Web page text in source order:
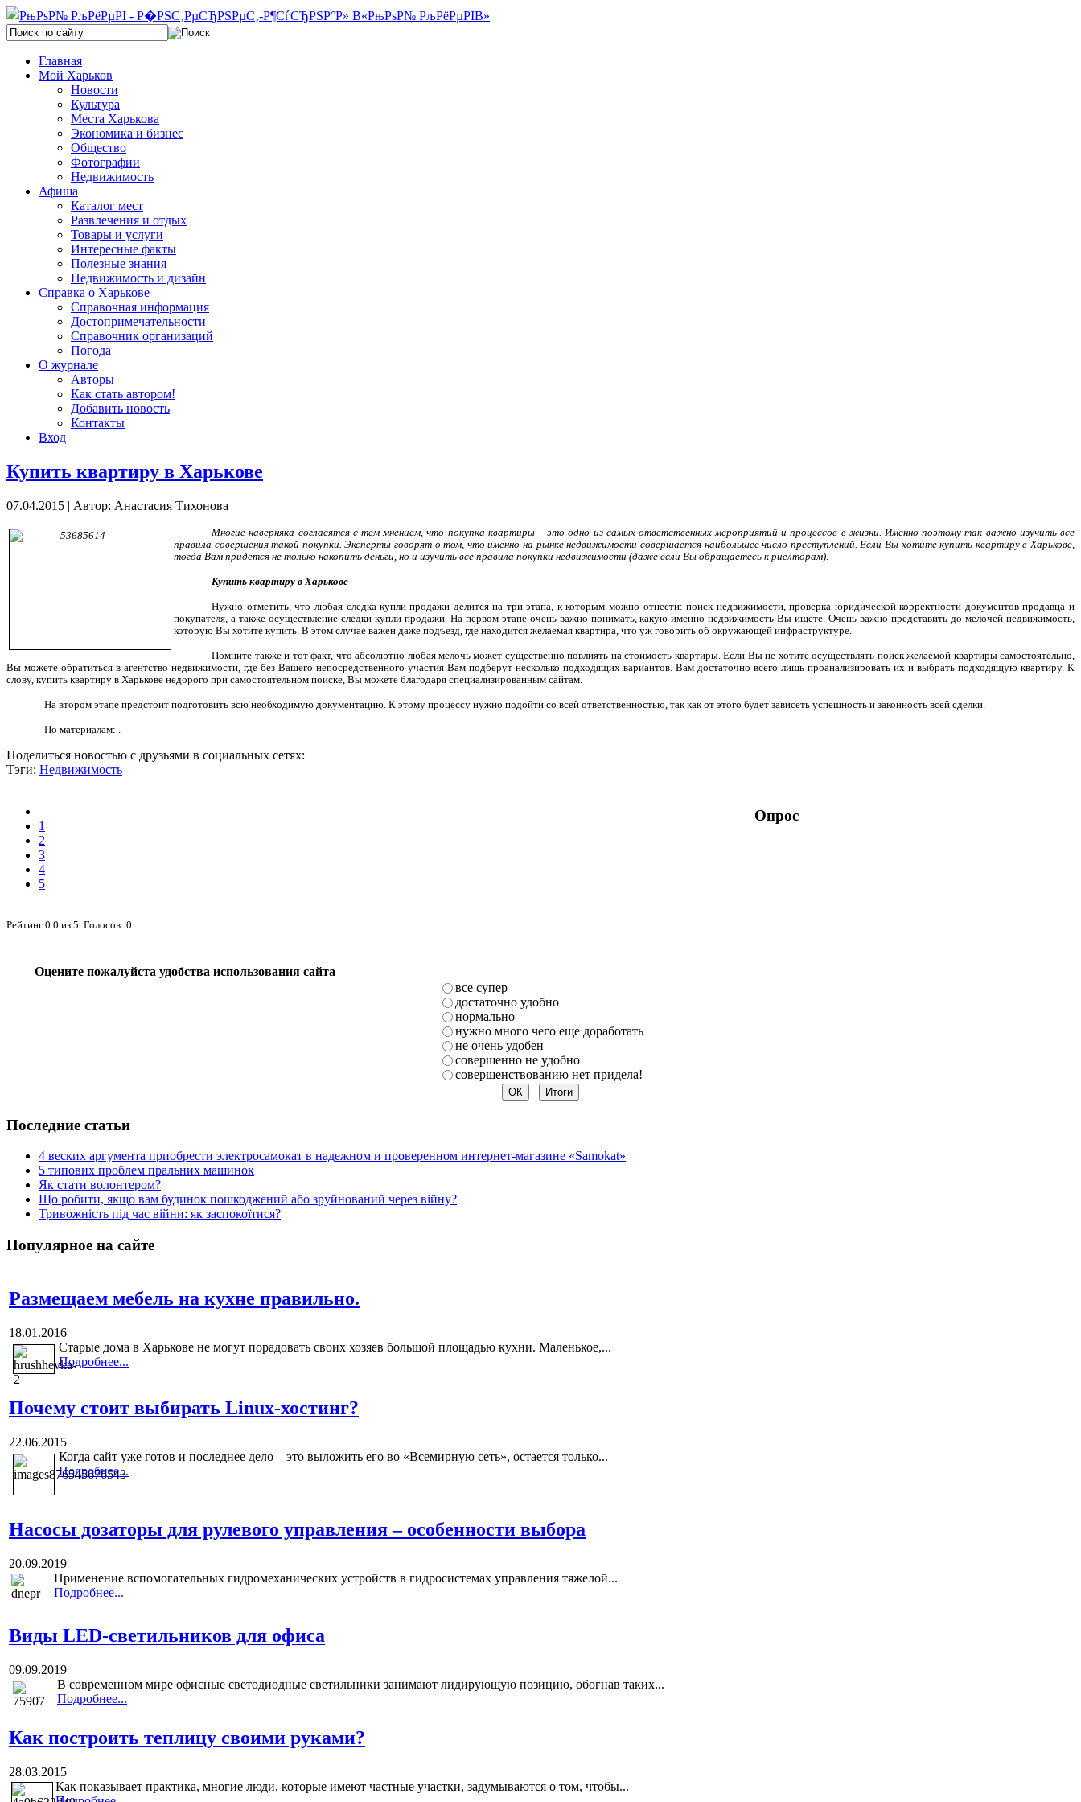
Главная
Мой Харьков
Новости
Культура
Места Харькова
Экономика и бизнес
Общество
Фотографии
Недвижимость
Афиша
Каталог мест
Развлечения и отдых
Товары и услуги
Интересные факты
Полезные знания
Недвижимость и дизайн
Справка о Харькове
Справочная информация
Достопримечательности
Справочник организаций
Погода
О журнале
Авторы
Как стать автором!
Добавить новость
Контакты
Вход
Купить квартиру в Харькове
07.04.2015 | Автор: Анастасия Тихонова
Многие наверняка согласятся с тем мнением, что покупка квартиры – это одно из самых ответственных мероприятий и процессов в жизни. Именно поэтому так важно изучить все
правила совершения такой покупки. Эксперты говорят о том, что именно на рынке недвижимости совершается наибольшее число преступлений. Если Вы хотите купить квартиру в Харькове,
тогда Вам придется не только накопить деньги, но и изучить все правила покупки недвижимости (даже если Вы обращаетесь к риелторам).
Купить квартиру в Харькове
Нужно отметить, что любая следка купли-продажи делится на три этапа, к которым можно отнести: поиск недвижимости, проверка юридической корректности документов продавца и
покупателя, а также осуществление следки купли-продажи. На первом этапе очень важно понимать, какую именно недвижимость Вы ищете. Очень важно представить до мелочей недвижимость,
которую Вы хотите купить. В этом случае важен даже подъезд, где находится желаемая квартира, что уж говорить об окружающей инфраструктуре.
Помните также и тот факт, что абсолютно любая мелочь может существенно повлиять на стоимость квартиры. Если Вы не хотите осуществлять поиск желаемой квартиры самостоятельно,
Вы можете обратиться в агентство недвижимости, где без Вашего непосредственного участия Вам подберут несколько подходящих вариантов. Вам достаточно всего лишь проанализировать их и выбрать подходящую квартиру. К
слову, купить квартиру в Харькове недорого при самостоятельном поиске, Вы можете благодаря специализированным сайтам.
На втором этапе предстоит подготовить всю необходимую документацию. К этому процессу нужно подойти со всей ответственностью, так как от этого будет зависеть успешность и законность всей сделки.
По материалам: .
Поделиться новостью с друзьями в социальных сетях:
Тэги: Недвижимость
1
2
3
4
5
Рейтинг 0.0 из 5 . Голосов: 0
Опрос
Оцените пожалуйста удобства использования сайта
все супер
достаточно удобно
нормально
нужно много чего еще доработать
не очень удобен
совершенно не удобно
совершенствованию нет придела!
Последние статьи
4 веских аргумента приобрести электросамокат в надежном и проверенном интернет-магазине «Samokat»
5 типових проблем пральних машинок
Як стати волонтером?
Що робити, якщо вам будинок пошкоджений або зруйнований через війну?
Тривожність під час війни: як заспокоїтися?
Популярное на сайте
Размещаем мебель на кухне правильно.
18.01.2016
Старые дома в Харькове не могут порадовать своих хозяев большой площадью кухни. Маленькое,...
Подробнее...
Почему стоит выбирать Linux-хостинг?
22.06.2015
Когда сайт уже готов и последнее дело – это выложить его во «Всемирную сеть», остается только...
Подробнее...
Насосы дозаторы для рулевого управления – особенности выбора
20.09.2019
Применение вспомогательных гидромеханических устройств в гидросистемах управления тяжелой...
Подробнее...
Виды LED-светильников для офиса
09.09.2019
В современном мире офисные светодиодные светильники занимают лидирующую позицию, обогнав таких...
Подробнее...
Как построить теплицу своими руками?
28.03.2015
Как показывает практика, многие люди, которые имеют частные участки, задумываются о том, чтобы...